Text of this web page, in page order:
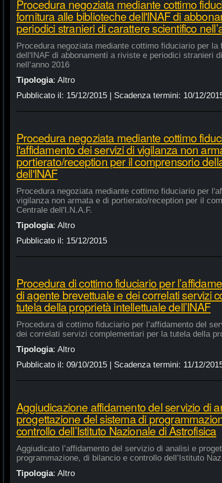
Procedura negoziata mediante cottimo
fornitura alle biblioteche dell'INAF di
periodici stranieri di carattere scientifico
Procedura negoziata mediante cottimo fiduciario per la
dell'INAF di abbonamenti a riviste e periodici stranieri
nell’anno 2016
Tipologia: Altro
Pubblicato il: 15/12/2015| Scadenza termini: 10/12/
Procedura negoziata mediante cottimo
l'affidamento dei servizi di vigilanza non
portierato/reception per il comprensorio
dell'INAF
Procedura negoziata mediante cottimo fiduciario per
vigilanza non armata e di portierato/reception per il
Centrale dell'I.N.A.F.
Tipologia: Altro
Pubblicato il: 15/12/2015
Procedura di cottimo fiduciario per
di agente brevettuale e dei correlati servizi
tutela della proprietà intellettuale dell’INAF
Procedura di cottimo fiduciario per l’affidamento del
dei correlati servizi complementari per la tutela della
Tipologia: Altro
Pubblicato il: 09/10/2015| Scadenza termini: 11/12/
Aggiudicazione affidamento del servizio di
progettazione del sistema di
controllo dell’Istituto Nazionale di Astrofisica
Aggiudicato l’affidamento del servizio di analisi e
programmazione, di bilancio e controllo dell’Istituto
Tipologia: Altro